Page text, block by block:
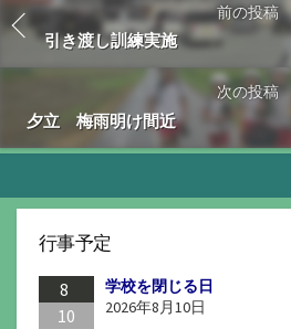
前の投稿
引き渡し訓練実施
次の投稿
夕立 梅雨明け間近
行事予定
8
10
学校を閉じる日
2026年8月10日